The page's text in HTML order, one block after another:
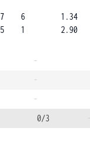
7
5
6
1
1.34
2.90
-
-
-
0/3